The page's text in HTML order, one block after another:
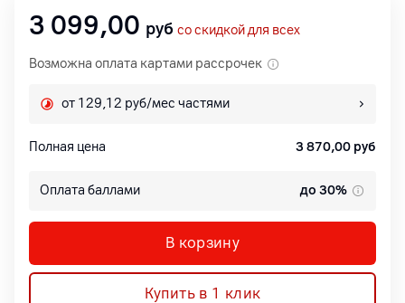
3 099,00 руб со скидкой для всех
Возможна оплата картами рассрочек
от 129,12 руб/мес частями
Полная цена 3 870,00 руб
Оплата баллами до 30%
В корзину
Купить в 1 клик